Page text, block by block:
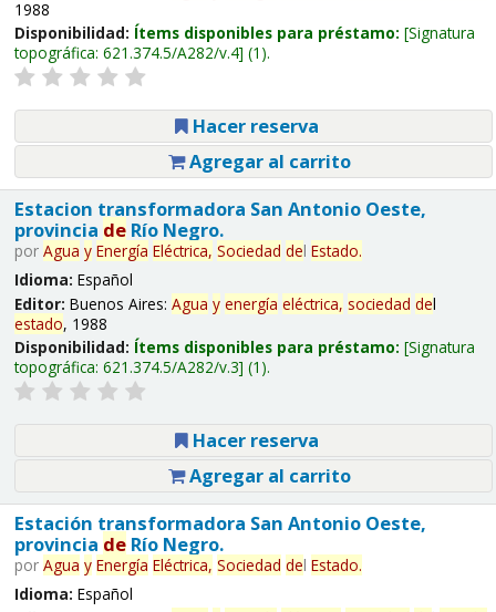
1988
Disponibilidad: Ítems disponibles para préstamo: Signatura
topográfica: 621.374.5/A282/v.4 (1).
Hacer reserva
Agregar al carrito
Estacion transformadora San Antonio Oeste,
provincia deRío Negro.
por Agua y Energía Eléctrica, Sociedad del Estado.
Idioma: Español
Editor: Buenos Aires: Agua y energía eléctrica, sociedad del
estado, 1988
Disponibilidad: Ítems disponibles para préstamo: Signatura
topográfica: 621.374.5/A282/v.3 (1).
Hacer reserva
Agregar al carrito
Estación transformadora San Antonio Oeste,
provincia deRío Negro.
por Agua y Energía Eléctrica, Sociedad del Estado.
Idioma: Español